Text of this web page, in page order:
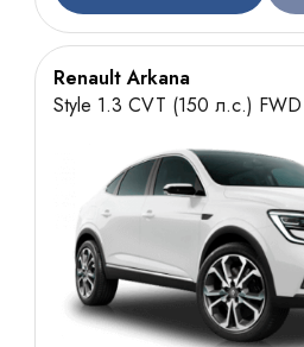
Renault Arkana
Style 1.3 CVT (150 л.с.) FWD